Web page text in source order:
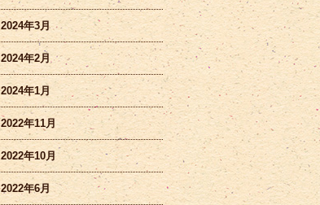
2024年3月
2024年2月
2024年1月
2022年11月
2022年10月
2022年6月